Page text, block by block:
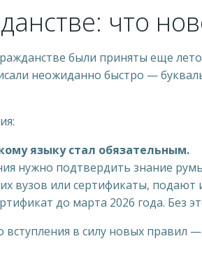
что
были приняты еще
неожиданно быстро —
языку стал обязательным.
нужно подтвердить знание
вузов или сертификаты, подают
до марта 2026 года. Без
в силу новых правил